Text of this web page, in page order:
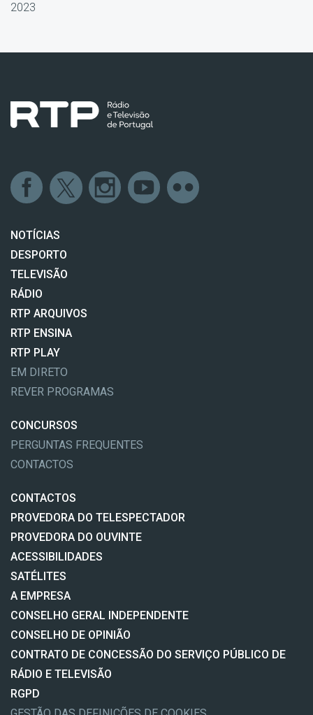
2023
NOTÍCIAS
DESPORTO
TELEVISÃO
RÁDIO
RTP ARQUIVOS
RTP ENSINA
RTP PLAY
EM DIRETO
REVER PROGRAMAS
CONCURSOS
PERGUNTAS FREQUENTES
CONTACTOS
CONTACTOS
PROVEDORA DO TELESPECTADOR
PROVEDORA DO OUVINTE
ACESSIBILIDADES
SATÉLITES
A EMPRESA
CONSELHO GERAL INDEPENDENTE
CONSELHO DE OPINIÃO
CONTRATO DE CONCESSÃO DO SERVIÇO PÚBLICO DE
RÁDIO E TELEVISÃO
RGPD